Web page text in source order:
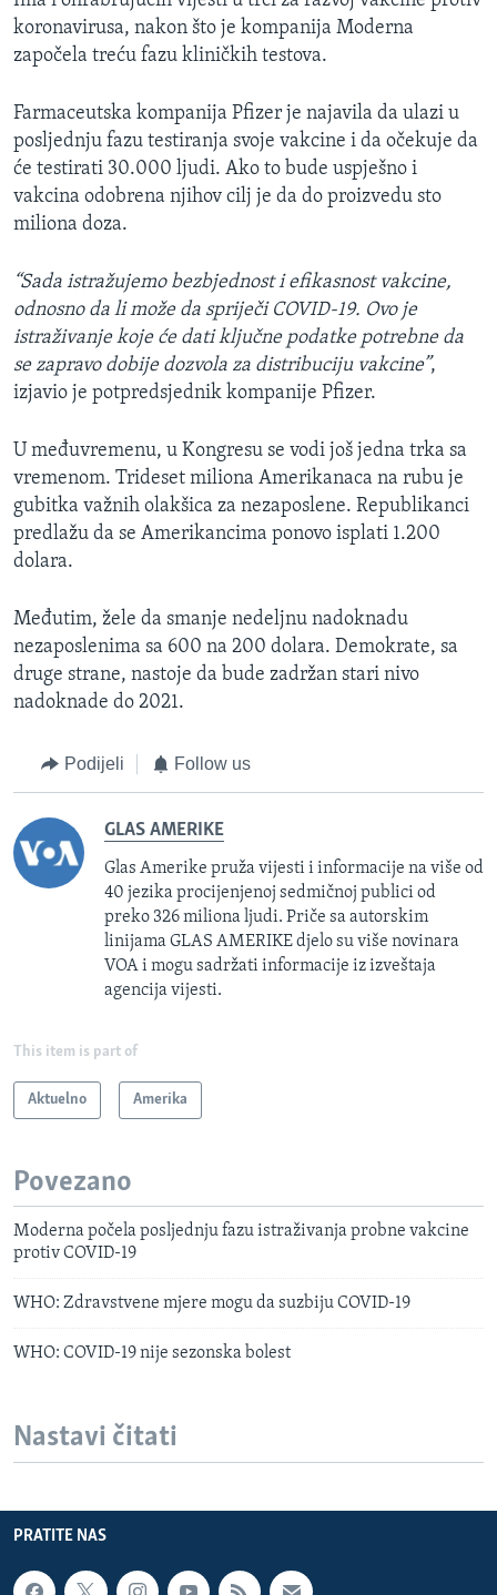
koronavirusa, nakon što je kompanija Moderna
započela treću fazu kliničkih testova.
Farmaceutska kompanija Pfizer je najavila da ulazi u
posljednju fazu testiranja svoje vakcine i da očekuje da
će testirati 30.000 ljudi. Ako to bude uspješno i
vakcina odobrena njihov cilj je da do proizvedu sto
miliona doza.
“Sada istražujemo bezbjednost i efikasnost vakcine,
odnosno da li može da spriječi COVID-19. Ovo je
istraživanje koje će dati ključne podatke potrebne da
se zapravo dobije dozvola za distribuciju vakcine”,
izjavio je potpredsjednik kompanije Pfizer.
U međuvremenu, u Kongresu se vodi još jedna trka sa
vremenom. Trideset miliona Amerikanaca na rubu je
gubitka važnih olakšica za nezaposlene. Republikanci
predlažu da se Amerikancima ponovo isplati 1.200
dolara.
Međutim, žele da smanje nedeljnu nadoknadu
nezaposlenima sa 600 na 200 dolara. Demokrate, sa
druge strane, nastoje da bude zadržan stari nivo
nadoknade do 2021.
Podijeli Follow us
GLAS AMERIKE
Glas Amerike pruža vijesti i informacije na više od
40 jezika procijenjenoj sedmičnoj publici od
preko 326 miliona ljudi. Priče sa autorskim
linijama GLAS AMERIKE djelo su više novinara
VOA i mogu sadržati informacije iz izveštaja
agencija vijesti.
This item is part of
Aktuelno Amerika
Povezano
Moderna počela posljednju fazu istraživanja probne vakcine
protiv COVID-19
WHO: Zdravstvene mjere mogu da suzbiju COVID-19
WHO: COVID-19 nije sezonska bolest
Nastavi čitati
PRATITE NAS